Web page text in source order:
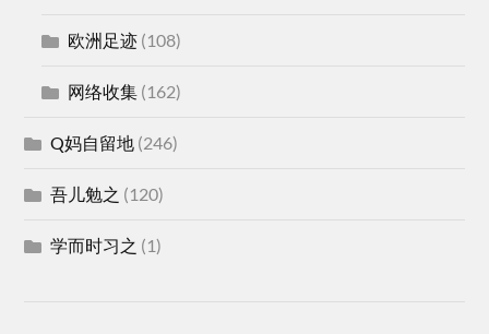
欧洲足迹 (108)
网络收集 (162)
Q妈自留地 (246)
吾儿勉之 (120)
学而时习之 (1)